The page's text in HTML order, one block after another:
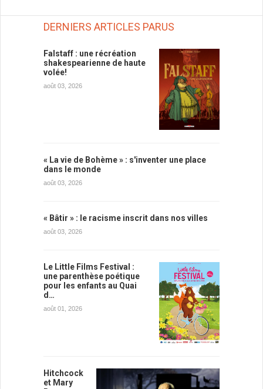
DERNIERS ARTICLES PARUS
Falstaff : une récréation
shakespearienne de haute
volée!
août 03, 2026
« La vie de Bohème » : s'inventer une place
dans le monde
août 03, 2026
« Bâtir » : le racisme inscrit dans nos villes
août 03, 2026
Le Little Films Festival :
une parenthèse poétique
pour les enfants au Quai
d…
août 01, 2026
Hitchcock
et Mary